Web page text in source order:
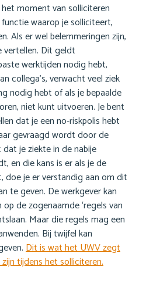
moment van solliciteren
waarop je solliciteert,
Als er wel belemmeringen zijn,
Dit geldt
werktijden nodig hebt,
collega’s, verwacht veel ziek
nodig hebt of als je bepaalde
niet kunt uitvoeren. Je bent
dat je een no-riskpolis hebt
gevraagd wordt door de
je ziekte in de nabije
en die kans is er als je de
doe je er verstandig aan om dit
te geven. De werkgever kan
de zogenaamde ‘regels van
Maar die regels mag een
Bij twijfel kan
Dit is wat het UWV zegt
tijdens het solliciteren.